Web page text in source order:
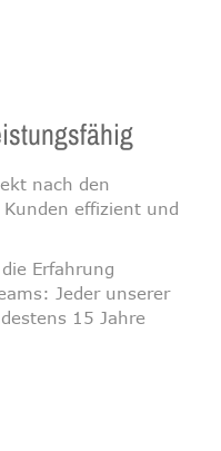
nach den
effizient und
Erfahrung
Jeder unserer
15 Jahre